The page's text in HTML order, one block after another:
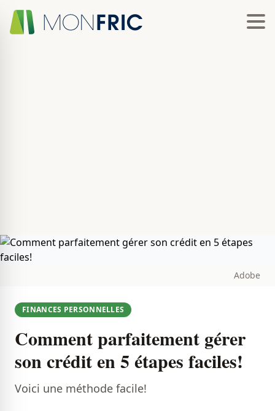
Adobe
FINANCES PERSONNELLES
Comment parfaitement gérer
son crédit en 5 étapes faciles!
Voici une méthode facile!